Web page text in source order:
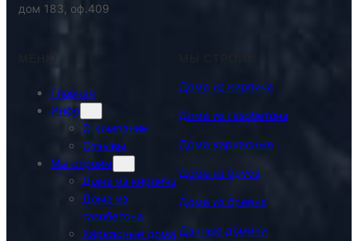
дом 183, оф.409
Главная
Инфо
О компании
Отзывы
Мы строим
Дома из кирпича
Дома из
газобетона
Каркасные дома
Дома из кирпича
Дома из газобетона
Дома каркасные
Дома из бруса
Дома из бревна
Дачные домики